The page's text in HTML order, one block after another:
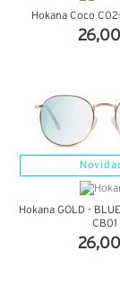
Hokana Coco
Hokana GOLD -
CB01